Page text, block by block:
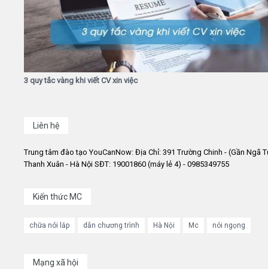
3 quy tắc vàng khi viết CV xin việc
Liên hệ
Trung tâm đào tạo YouCanNow: Địa Chỉ: 391 Trường Chinh - (Gần Ngã
Thanh Xuân - Hà Nội SĐT: 19001860 (máy lẻ 4) - 0985349755
Kiến thức MC
chữa nói lắp dẫn chương trình Hà Nội Mc nói ngọng
Mạng xã hội